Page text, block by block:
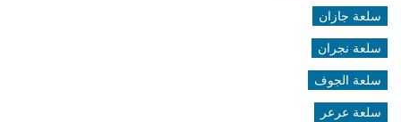
سلعة جازان
سلعة نجران
سلعة الجوف
سلعة عرعر